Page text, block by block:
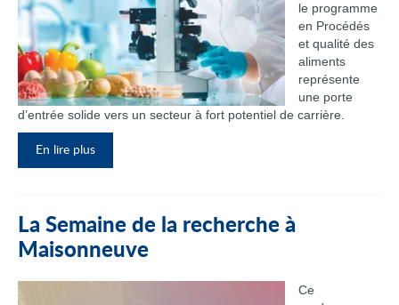
le programme
en Procédés
et qualité des
aliments
représente
une porte
d’entrée solide vers un secteur à fort potentiel de carrière.
En lire plus
La Semaine de la recherche à
Maisonneuve
Ce